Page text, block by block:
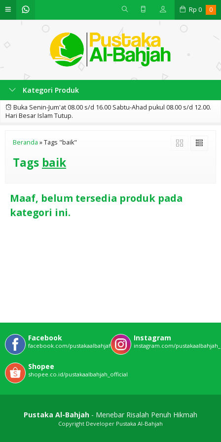
Rp 0 0
Kategori Produk
Buka Senin-Jum'at 08.00 s/d 16.00 Sabtu-Ahad pukul 08.00 s/d 12.00.
Hari Besar Islam Tutup.
Beranda »Tags "baik"
Tags baik
Maaf, belum tersedia produk pada
kategori ini.
Facebook
facebook.com/pustakaalbahjahofficial
Instagram
instagram.com/
Shopee
shopee.co.id/pustakaalbahjah_official
Pustaka Al-Bahjah - Menebar Risalah Penuh Hikmah
Copyright Developer Pustaka Al-Bahjah